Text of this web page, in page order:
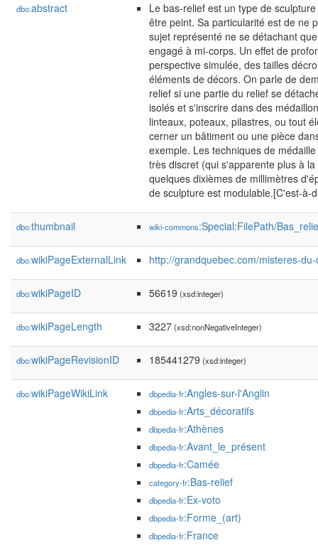
dbo:abstract
Le bas-relief est un type de
être peint. Sa particularité est de ne
sujet représenté ne se détachant
engagé à mi-corps. Un effet de
perspective simulée, des tailles
éléments de décors. On parle de
relief si une partie du relief se
isolés et s'inscrire dans des
linteaux, poteaux, pilastres, ou tout
cerner un bâtiment ou une pièce
exemple. Les techniques de
très discret (qui s'apparente plus à
quelques dixièmes de millimètres
de sculpture est modulable.[C'est-à-
dbo:thumbnail wiki-commons:Special:FilePath/
dbo:wikiPageExternalLink http://grandquebec.com/misteres-
dbo:wikiPageID 56619 (xsd:integer)
dbo:wikiPageLength 3227(xsd:nonNegativeInteger)
dbo:wikiPageRevisionID 185441279 (xsd:integer)
dbo:wikiPageWikiLink dbpedia-fr:Angles-sur-l'Anglin
dbpedia-fr:Arts_décoratifs
dbpedia-fr:Athènes
dbpedia-fr:Avant_le_présent
dbpedia-fr:Camée
category-fr:Bas-relief
dbpedia-fr:Ex-voto
dbpedia-fr:Forme_(art)
dbpedia-fr:France